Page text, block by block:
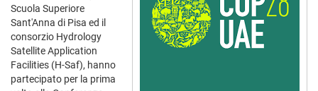
Scuola Superiore
Sant'Anna di Pisa ed il
consorzio Hydrology
Satellite Application
Facilities (H-Saf), hanno
partecipato per la prima